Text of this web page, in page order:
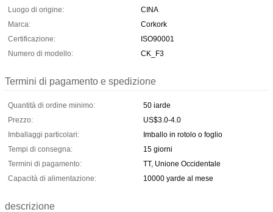
Luogo di origine:
CINA
Marca:
Corkork
Certificazione:
ISO90001
Numero di modello:
CK_F3
Termini di pagamento e spedizione
Quantità di ordine minimo:
50 iarde
Prezzo:
US$3.0-4.0
Imballaggi particolari:
Imballo in rotolo o foglio
Tempi di consegna:
15 giorni
Termini di pagamento:
TT, Unione Occidentale
Capacità di alimentazione:
10000 yarde al mese
descrizione